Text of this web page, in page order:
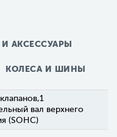
АКСЕССУАРЫ
КОЛЕСА И ШИНЫ
вал верхнего
(SOHC)